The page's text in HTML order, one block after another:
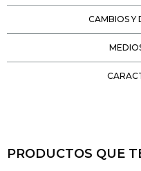
CAMBIOS Y
PRODUCTOS QUE